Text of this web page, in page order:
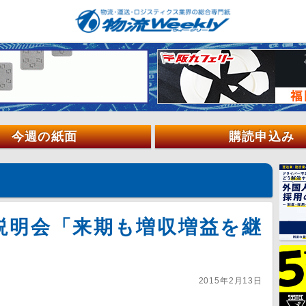
今週の紙面 購読申込み
会「来期も増収増益を継
2015年2月13日